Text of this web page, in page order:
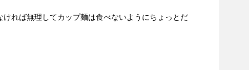
れば無理してカップ麺は食べないようにちょっとだ